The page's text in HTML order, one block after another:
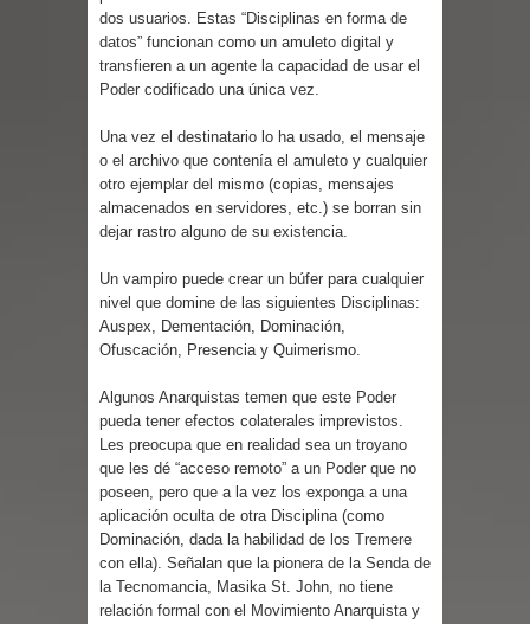
Cuentos
dos usuarios. Estas “Disciplinas en forma de
datos” funcionan como un amuleto digital y
transfieren a un agente la capacidad de usar el
Poder codificado una única vez.
Una vez el destinatario lo ha usado, el mensaje
o el archivo que contenía el amuleto y cualquier
otro ejemplar del mismo (copias, mensajes
almacenados en servidores, etc.) se borran sin
dejar rastro alguno de su existencia.
Un vampiro puede crear un búfer para cualquier
nivel que domine de las siguientes Disciplinas:
Auspex, Dementación, Dominación,
Ofuscación, Presencia y Quimerismo.
Algunos Anarquistas temen que este Poder
pueda tener efectos colaterales imprevistos.
Les preocupa que en realidad sea un troyano
que les dé “acceso remoto” a un Poder que no
poseen, pero que a la vez los exponga a una
aplicación oculta de otra Disciplina (como
Dominación, dada la habilidad de los Tremere
con ella). Señalan que la pionera de la Senda de
la Tecnomancia, Masika St. John, no tiene
relación formal con el Movimiento Anarquista y